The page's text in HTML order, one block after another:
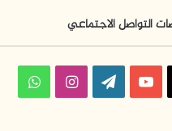
التواصل الاجتماعي
‫YouTube
‫WordPress
انستقرامواتساب